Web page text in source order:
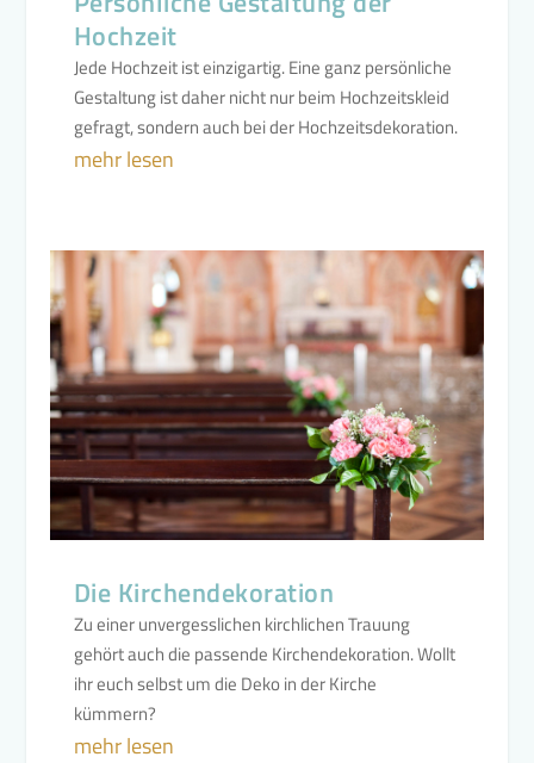
Hochzeit
Jede Hochzeit ist einzigartig. Eine ganz persönliche
Gestaltung ist daher nicht nur beim Hochzeitskleid
gefragt, sondern auch bei der Hochzeitsdekoration.
mehr lesen
Die Kirchendekoration
Zu einer unvergesslichen kirchlichen Trauung
gehört auch die passende Kirchendekoration. Wollt
ihr euch selbst um die Deko in der Kirche
kümmern?
mehr lesen